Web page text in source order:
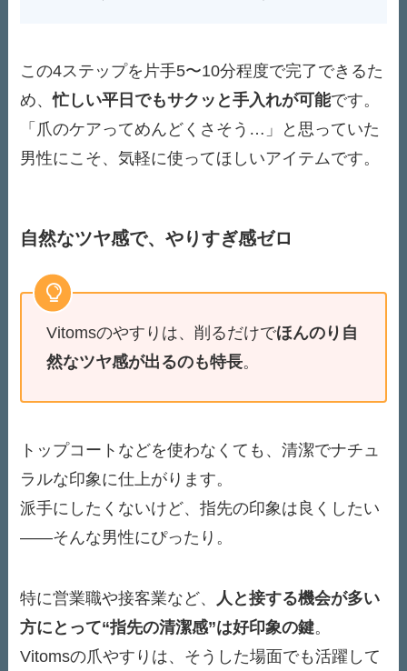
この4ステップを片手5〜10分程度で完了できるた
め、忙しい平日でもサクッと手入れが可能です。
「爪のケアってめんどくさそう…」と思っていた
男性にこそ、気軽に使ってほしいアイテムです。
自然なツヤ感で、やりすぎ感ゼロ
Vitomsのやすりは、削るだけでほんのり自
然なツヤ感が出るのも特長。
トップコートなどを使わなくても、清潔でナチュ
ラルな印象に仕上がります。
派手にしたくないけど、指先の印象は良くしたい
――そんな男性にぴったり。
特に営業職や接客業など、 人と接する機会が多い
方にとって“指先の清潔感”は好印象の鍵。
Vitomsの爪やすりは、そうした場面でも活躍して